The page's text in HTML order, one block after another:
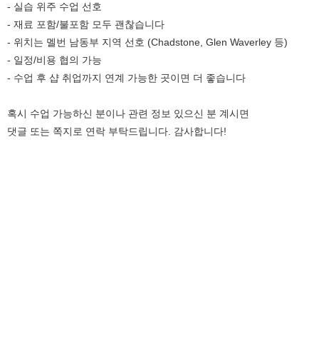
- 실습 위주 수업 선호
- 재료 포함/불포함 모두 괜찮습니다
- 위치는 멜번 남동부 지역 선호 (Chadstone, Glen Waverley 등)
- 일정/비용 협의 가능
- 수업 후 샵 취업까지 연계 가능한 곳이면 더 좋습니다
혹시 수업 가능하신 분이나 관련 정보 있으신 분 계시면
댓글 또는 쪽지로 연락 부탁드립니다. 감사합니다!